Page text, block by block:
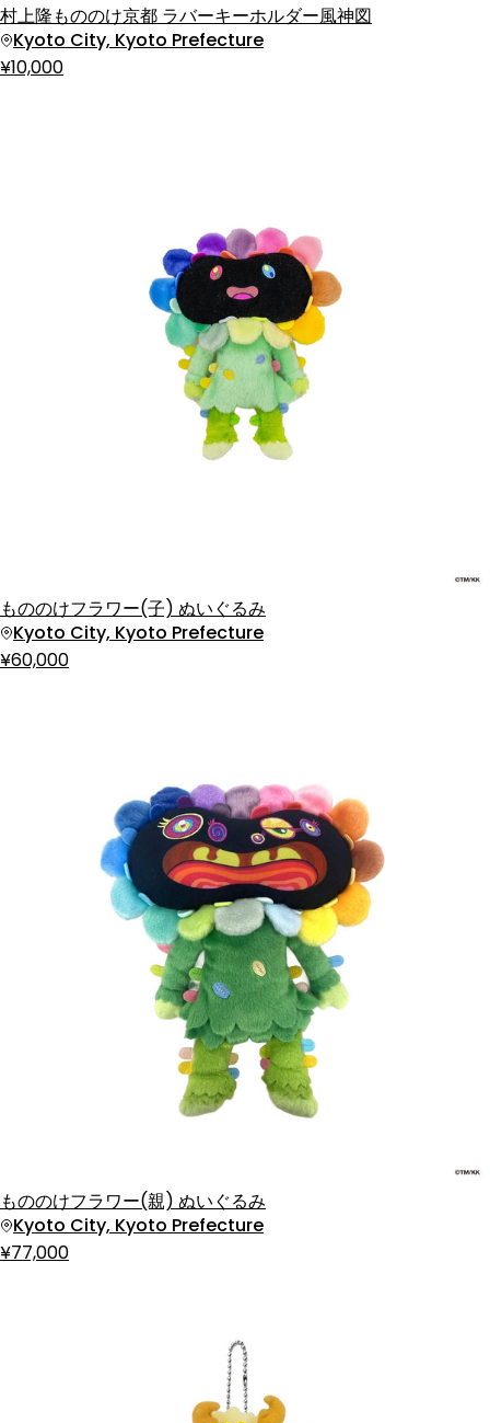
村上隆もののけ京都 ラバーキーホルダー風神図
Kyoto City, Kyoto Prefecture
¥10,000
もののけフラワー(子) ぬいぐるみ
Kyoto City, Kyoto Prefecture
¥60,000
もののけフラワー(親) ぬいぐるみ
Kyoto City, Kyoto Prefecture
¥77,000